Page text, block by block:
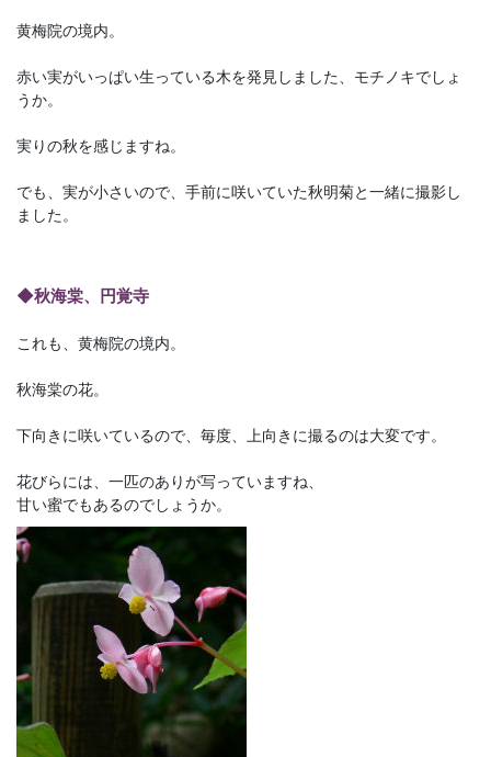
黄梅院の境内。
赤い実がいっぱい生っている木を発見しました、モチノキでしょ
うか。
実りの秋を感じますね。
でも、実が小さいので、手前に咲いていた秋明菊と一緒に撮影し
ました。
◆秋海棠、円覚寺
これも、黄梅院の境内。
秋海棠の花。
下向きに咲いているので、毎度、上向きに撮るのは大変です。
花びらには、一匹のありが写っていますね、
甘い蜜でもあるのでしょうか。